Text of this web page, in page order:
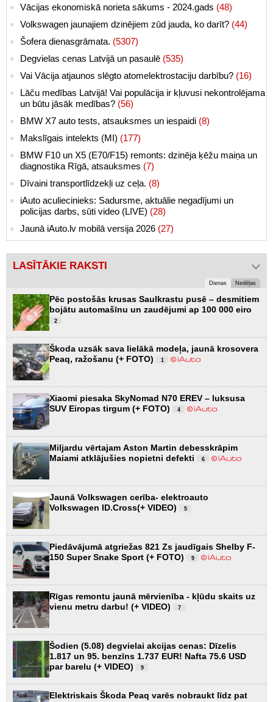
Vācijas ekonomiskā norieta sākums - 2024.gads (48)
Volkswagen jaunajiem dzinējiem zūd jauda, ko darīt? (44)
Šofera dienasgrāmata. (5307)
Degvielas cenas Latvijā un pasaulē (535)
Vai Vācija atjaunos slēgto atomelektrostaciju darbību? (16)
Lāču medības Latvijā! Vai populācija ir kļuvusi nekontrolējama
un būtu jāsāk medības? (56)
BMW X7 auto tests, atsauksmes un iespaidi (8)
Makslīgais intelekts (MI) (177)
BMW F10 un X5 (E70/F15) remonts: dzinēja ķēžu maiņa un
diagnostika Rīgā, atsauksmes (7)
Dīvaini transportlīdzekļi uz ceļa. (8)
iAuto aculiecinieks: Sadursme, aktuālie negadījumi un
policijas darbs, sūti video (LIVE) (28)
Jaunā iAuto.lv mobilā versija 2026 (27)
LASĪTĀKIE RAKSTI
Dienas Nedēļas
Pēc postošās krusas Saulkrastu pusē – desmitiem
bojātu automašīnu un zaudējumi ap 100 000 eiro
2
Škoda uzsāk sava lielākā modeļa, jaunā krosovera
Peaq, ražošanu (+ FOTO)
1
Xiaomi piesaka SkyNomad N70 EREV – luksusa
SUV Eiropas tirgum (+ FOTO)
4
Miljardu vērtajam Aston Martin debesskrāpim
Maiami atklājušies nopietni defekti
6
Jaunā Volkswagen cerība- elektroauto
Volkswagen ID.Cross(+ VIDEO)
5
Piedāvājumā atgriežas 821 Zs jaudīgais Shelby F-
150 Super Snake Sport (+ FOTO)
9
Rīgas remontu jaunā mērvienība - kļūdu skaits uz
vienu metru darbu! (+ VIDEO)
7
Šodien (5.08) degvielai akcijas cenas: Dīzelis
1.817 un 95. benzīns 1.737 EUR! Nafta 75.6 USD
par barelu (+ VIDEO)
9
Elektriskais Škoda Peaq varēs nobraukt līdz pat